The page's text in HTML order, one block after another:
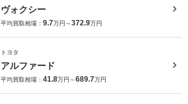
ヴォクシー
平均買取相場： 9.7万円～372.9万円
トヨタ
アルファード
平均買取相場： 41.8万円～689.7万円